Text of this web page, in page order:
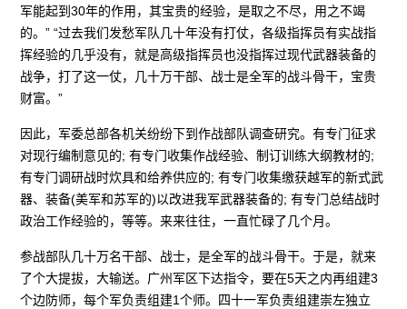
军能起到30年的作用，其宝贵的经验，是取之不尽，用之不竭
的。” “过去我们发愁军队几十年没有打仗，各级指挥员有实战指
挥经验的几乎没有，就是高级指挥员也没指挥过现代武器装备的
战争，打了这一仗，几十万干部、战士是全军的战斗骨干，宝贵
财富。”
因此，军委总部各机关纷纷下到作战部队调查研究。有专门征求
对现行编制意见的; 有专门收集作战经验、制订训练大纲教材的;
有专门调研战时炊具和给养供应的; 有专门收集缴获越军的新式武
器、装备(美军和苏军的)以改进我军武器装备的; 有专门总结战时
政治工作经验的，等等。来来往往，一直忙碌了几个月。
参战部队几十万名干部、战士，是全军的战斗骨干。于是，就来
了个大提拔，大输送。广州军区下达指令，要在5天之内再组建3
个边防师，每个军负责组建1个师。四十一军负责组建崇左独立